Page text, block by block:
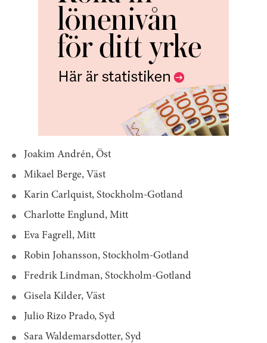
Joakim Andrén, Öst
Mikael Berge, Väst
Karin Carlquist, Stockholm-Gotland
Charlotte Englund, Mitt
Eva Fagrell, Mitt
Robin Johansson, Stockholm-Gotland
Fredrik Lindman, Stockholm-Gotland
Gisela Kilder, Väst
Julio Rizo Prado, Syd
Sara Waldemarsdotter, Syd